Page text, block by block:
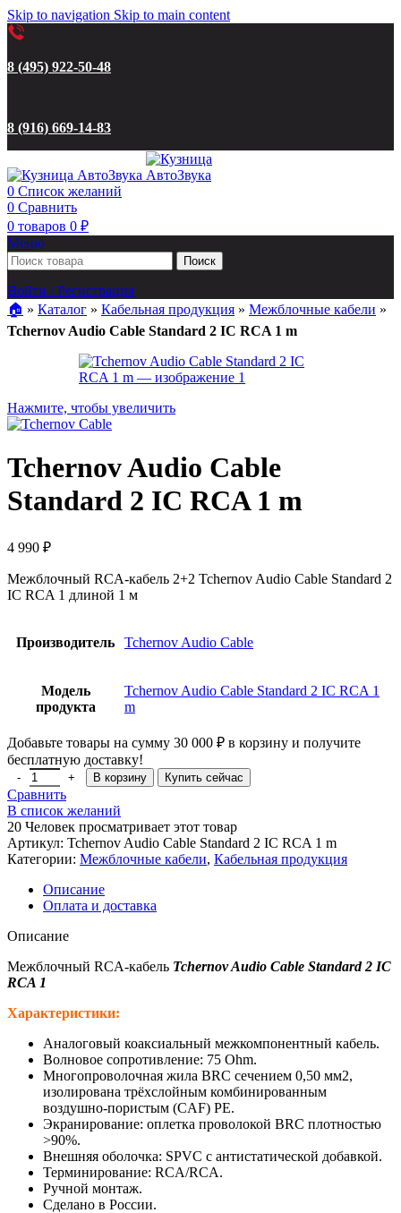
Skip to navigation Skip to main content
8 (495) 922-50-48
8 (916) 669-14-83
0 Список желаний
0 Сравнить
0 товаров 0 ₽
Меню
Поиск
Войти / Регистрация
🏠︎ » Каталог » Кабельная продукция » Межблочные кабели »
Tchernov Audio Cable Standard 2 IC RCA 1 m
Нажмите, чтобы увеличить
Tchernov Audio Cable
Standard 2 IC RCA 1 m
4 990 ₽
Межблочный RCA-кабель 2+2 Tchernov Audio Cable Standard 2
IC RCA 1 длиной 1 м
Производитель Tchernov Audio Cable
Модель
продукта
Tchernov Audio Cable Standard 2 IC RCA 1
m
Добавьте товары на сумму 30 000 ₽ в корзину и получите
бесплатную доставку!
В корзину Купить сейчас
Сравнить
В список желаний
20 Человек просматривает этот товар
Артикул: Tchernov Audio Cable Standard 2 IC RCA 1 m
Категории: Межблочные кабели, Кабельная продукция
Описание
Оплата и доставка
Описание
Межблочный RCA-кабель Tchernov Audio Cable Standard 2 IC
RCA 1
Характеристики:
Аналоговый коаксиальный межкомпонентный кабель.
Волновое сопротивление: 75 Ohm.
Многопроволочная жила BRC сечением 0,50 мм2,
изолирована трёхслойным комбинированным
воздушно-пористым (CAF) PE.
Экранирование: оплетка проволокой BRC плотностью
>90%.
Внешняя оболочка: SPVC с антистатической добавкой.
Терминирование: RCA/RCA.
Ручной монтаж.
Сделано в России.